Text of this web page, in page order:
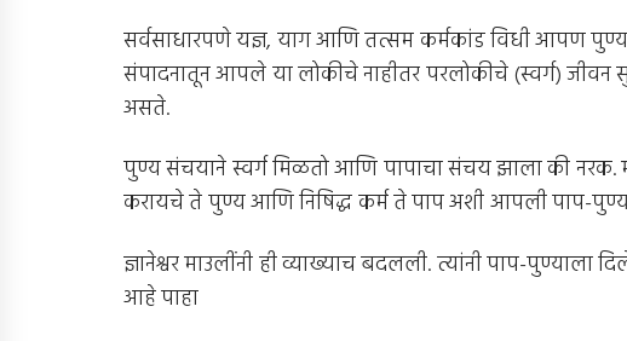
सर्वसाधारपणे यज्ञ, याग आणि तत्सम कर्मकांड विधी आपण
संपादनातून आपले या लोकीचे नाहीतर परलोकीचे (स्वर्ग)
असते.
पुण्य संचयाने स्वर्ग मिळतो आणि पापाचा संचय झाला की नरक.
करायचे ते पुण्य आणि निषिद्ध कर्म ते पाप अशी आपली पाप-
ज्ञानेश्वर माउलींनी ही व्याख्याच बदलली. त्यांनी पाप-पुण्याला
आहे पाहा